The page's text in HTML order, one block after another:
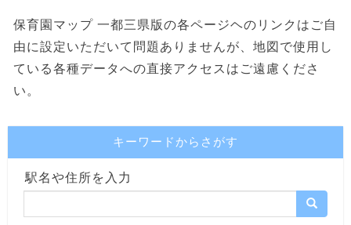
保育園マップ 一都三県版の各ページヘのリンクはご自
由に設定いただいて問題ありませんが、地図で使用し
ている各種データへの直接アクセスはご遠慮くださ
い。
キーワードからさがす
駅名や住所を入力